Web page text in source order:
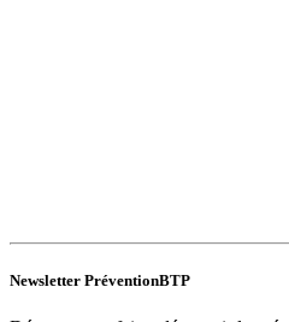
Newsletter PréventionBTP